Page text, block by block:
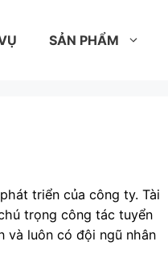
SẢN PHẨM
triển của công ty. Tài
trọng công tác tuyển
và luôn có đội ngũ nhân